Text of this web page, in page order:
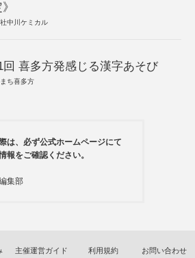
中川ケミカル
回 喜多方発感じる漢字あそび
ち喜多方
は、必ず公式ホームページにて
報をご確認ください。
集部
主催運営ガイド 利用規約 お問い合わせ